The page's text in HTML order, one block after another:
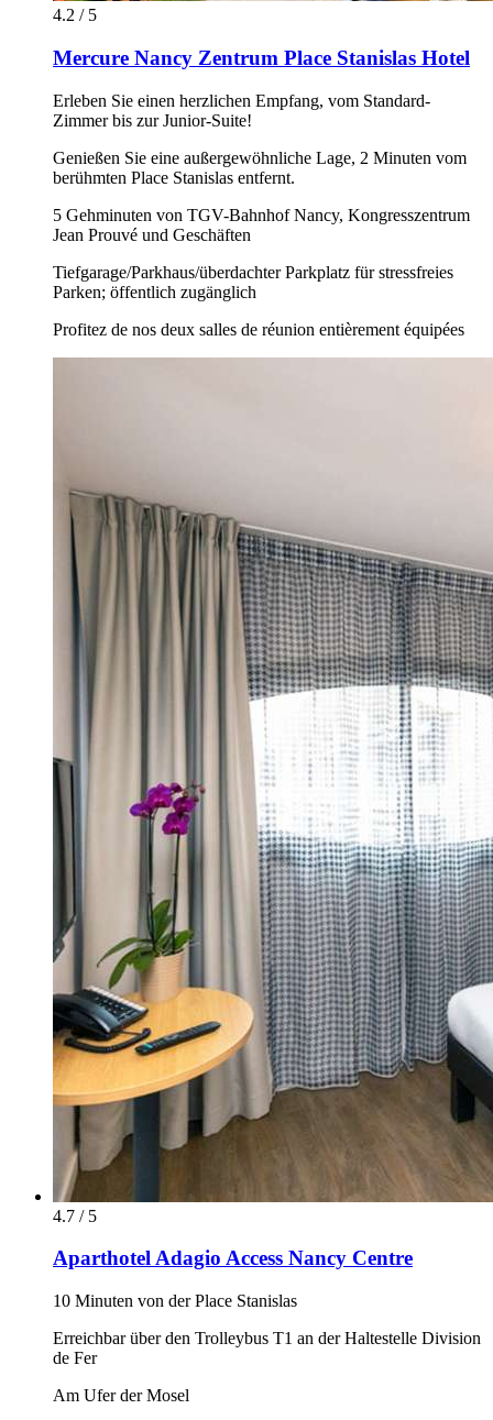
4.2 / 5
Mercure Nancy Zentrum Place Stanislas Hotel
Erleben Sie einen herzlichen Empfang, vom Standard-
Zimmer bis zur Junior-Suite!
Genießen Sie eine außergewöhnliche Lage, 2 Minuten vom
berühmten Place Stanislas entfernt.
5 Gehminuten von TGV-Bahnhof Nancy, Kongresszentrum
Jean Prouvé und Geschäften
Tiefgarage/Parkhaus/überdachter Parkplatz für stressfreies
Parken; öffentlich zugänglich
Profitez de nos deux salles de réunion entièrement équipées
4.7 / 5
Aparthotel Adagio Access Nancy Centre
10 Minuten von der Place Stanislas
Erreichbar über den Trolleybus T1 an der Haltestelle Division
de Fer
Am Ufer der Mosel